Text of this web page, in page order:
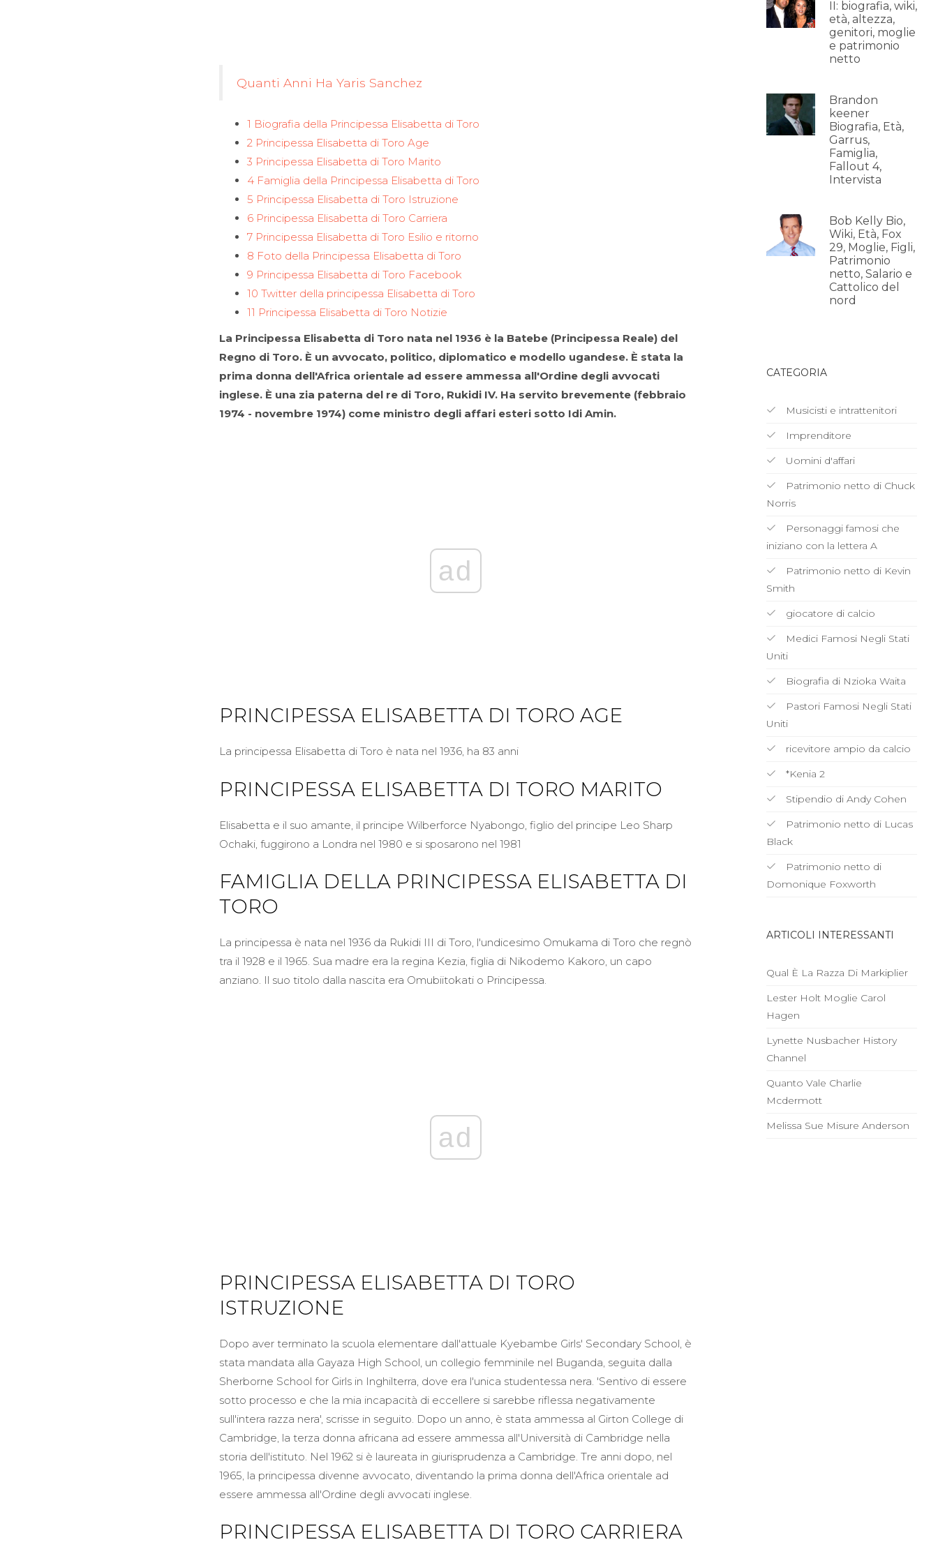
Quanti Anni Ha Yaris Sanchez
1 Biografia della Principessa Elisabetta di Toro
2 Principessa Elisabetta di Toro Age
3 Principessa Elisabetta di Toro Marito
4 Famiglia della Principessa Elisabetta di Toro
5 Principessa Elisabetta di Toro Istruzione
6 Principessa Elisabetta di Toro Carriera
7 Principessa Elisabetta di Toro Esilio e ritorno
8 Foto della Principessa Elisabetta di Toro
9 Principessa Elisabetta di Toro Facebook
10 Twitter della principessa Elisabetta di Toro
11 Principessa Elisabetta di Toro Notizie
La Principessa Elisabetta di Toro nata nel 1936 è la Batebe (Principessa Reale) del
Regno di Toro. È un avvocato, politico, diplomatico e modello ugandese. È stata la
prima donna dell'Africa orientale ad essere ammessa all'Ordine degli avvocati
inglese. È una zia paterna del re di Toro, Rukidi IV. Ha servito brevemente (febbraio
1974 - novembre 1974) come ministro degli affari esteri sotto Idi Amin.
ad
PRINCIPESSA ELISABETTA DI TORO AGE
La principessa Elisabetta di Toro è nata nel 1936, ha 83 anni
PRINCIPESSA ELISABETTA DI TORO MARITO
Elisabetta e il suo amante, il principe Wilberforce Nyabongo, figlio del principe Leo Sharp
Ochaki, fuggirono a Londra nel 1980 e si sposarono nel 1981
FAMIGLIA DELLA PRINCIPESSA ELISABETTA DI
TORO
La principessa è nata nel 1936 da Rukidi III di Toro, l'undicesimo Omukama di Toro che regnò
tra il 1928 e il 1965. Sua madre era la regina Kezia, figlia di Nikodemo Kakoro, un capo
anziano. Il suo titolo dalla nascita era Omubiitokati o Principessa.
ad
PRINCIPESSA ELISABETTA DI TORO
ISTRUZIONE
Dopo aver terminato la scuola elementare dall'attuale Kyebambe Girls' Secondary School, è
stata mandata alla Gayaza High School, un collegio femminile nel Buganda, seguita dalla
Sherborne School for Girls in Inghilterra, dove era l'unica studentessa nera. 'Sentivo di essere
sotto processo e che la mia incapacità di eccellere si sarebbe riflessa negativamente
sull'intera razza nera', scrisse in seguito. Dopo un anno, è stata ammessa al Girton College di
Cambridge, la terza donna africana ad essere ammessa all'Università di Cambridge nella
storia dell'istituto. Nel 1962 si è laureata in giurisprudenza a Cambridge. Tre anni dopo, nel
1965, la principessa divenne avvocato, diventando la prima donna dell'Africa orientale ad
essere ammessa all'Ordine degli avvocati inglese.
PRINCIPESSA ELISABETTA DI TORO CARRIERA
II: biografia, wiki,
età, altezza,
genitori, moglie
e patrimonio
netto
Brandon
keener
Biografia, Età,
Garrus,
Famiglia,
Fallout 4,
Intervista
Bob Kelly Bio,
Wiki, Età, Fox
29, Moglie, Figli,
Patrimonio
netto, Salario e
Cattolico del
nord
CATEGORIA
Musicisti e intrattenitori
Imprenditore
Uomini d'affari
Patrimonio netto di Chuck
Norris
Personaggi famosi che
iniziano con la lettera A
Patrimonio netto di Kevin
Smith
giocatore di calcio
Medici Famosi Negli Stati
Uniti
Biografia di Nzioka Waita
Pastori Famosi Negli Stati
Uniti
ricevitore ampio da calcio
*Kenia 2
Stipendio di Andy Cohen
Patrimonio netto di Lucas
Black
Patrimonio netto di
Domonique Foxworth
ARTICOLI INTERESSANTI
Qual È La Razza Di Markiplier
Lester Holt Moglie Carol
Hagen
Lynette Nusbacher History
Channel
Quanto Vale Charlie
Mcdermott
Melissa Sue Misure Anderson